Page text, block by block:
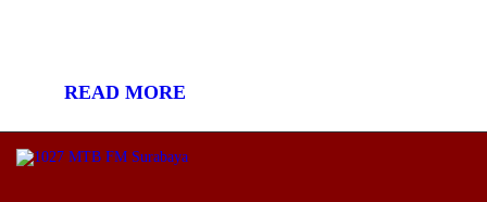
READ MORE